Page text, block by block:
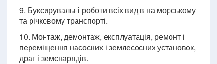
9. Буксирувальні роботи всіх видів на морському
та річковому транспорті.
10. Монтаж, демонтаж, експлуатація, ремонт і
переміщення насосних і землесосних установок,
драг і земснарядів.